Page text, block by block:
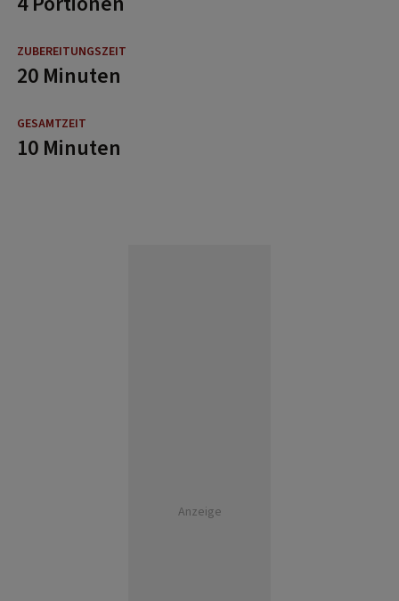
20 Minuten
10 Minuten
Anzeige